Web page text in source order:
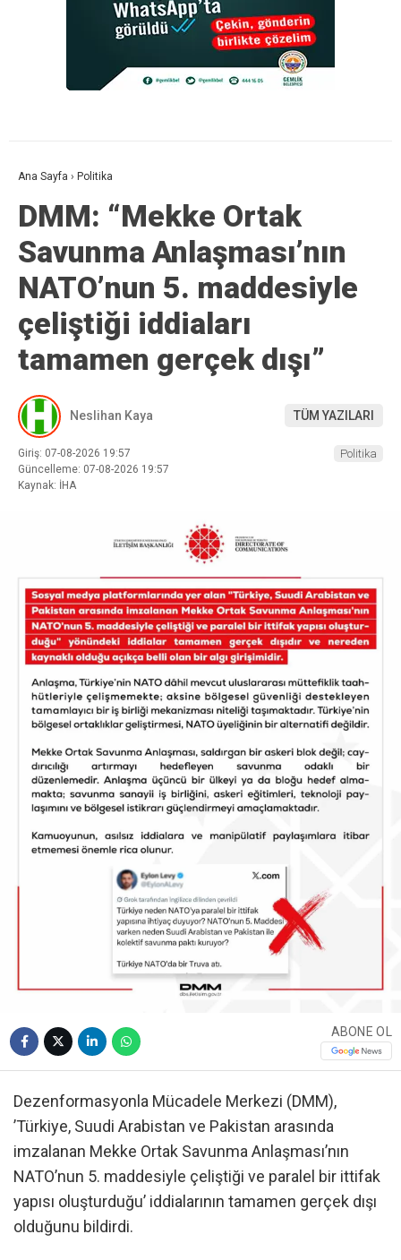
Ana Sayfa › Politika
DMM: “Mekke Ortak
Savunma Anlaşması’nın
NATO’nun 5. maddesiyle
çeliştiği iddiaları
tamamen gerçek dışı”
Neslihan Kaya TÜM YAZILARI
Giriş: 07-08-2026 19:57
Güncelleme: 07-08-2026 19:57
Kaynak: İHA
Politika
ABONE OL
Dezenformasyonla Mücadele Merkezi (DMM),
’Türkiye, Suudi Arabistan ve Pakistan arasında
imzalanan Mekke Ortak Savunma Anlaşması’nın
NATO’nun 5. maddesiyle çeliştiği ve paralel bir ittifak
yapısı oluşturduğu’ iddialarının tamamen gerçek dışı
olduğunu bildirdi.